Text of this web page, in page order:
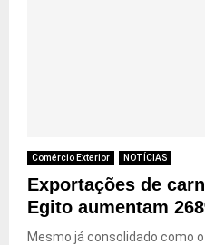
Comércio Exterior NOTÍCIAS
Exportações de
Egito aumentam
Mesmo já consolidado como